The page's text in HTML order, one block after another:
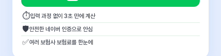
⏱입력 과정 없이 3초 만에 계산
🛡안전한 네이버 인증으로 안심
✅여러 보험사 보험료를 한눈에